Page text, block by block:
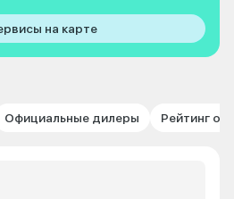
на карте
Официальные дилеры Рейтинг